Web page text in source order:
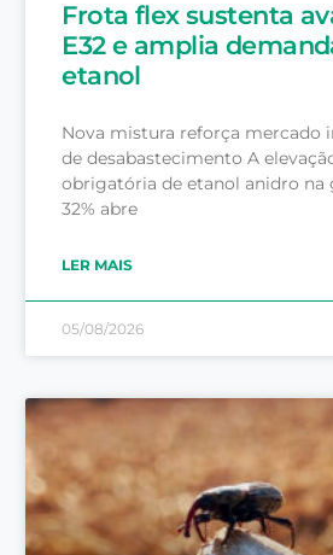
Frota flex sustenta
E32 e amplia
etanol
Nova mistura reforça mercado
de desabastecimento A
obrigatória de etanol anidro na
32% abre
LER MAIS
05/08/2026